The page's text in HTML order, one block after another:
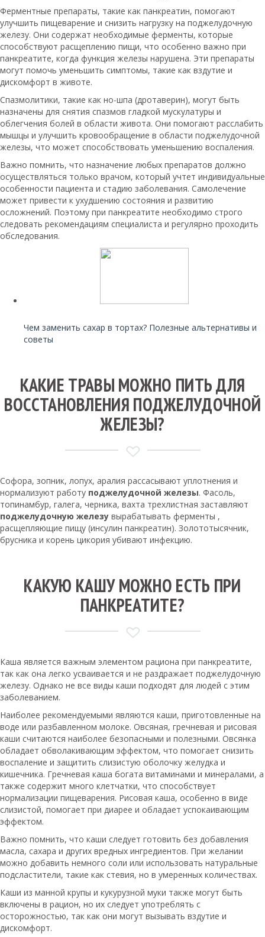
Ферментные препараты, такие как панкреатин, помогают
улучшить пищеварение и снизить нагрузку на поджелудочную
железу. Они содержат необходимые ферменты, которые
способствуют расщеплению пищи, что особенно важно при
панкреатите, когда функция железы нарушена. Эти препараты
могут помочь уменьшить симптомы, такие как вздутие и
дискомфорт в животе.
Спазмолитики, такие как но-шпа (дротаверин), могут быть
назначены для снятия спазмов гладкой мускулатуры и
облегчения болей в области живота. Они помогают расслабить
мышцы и улучшить кровообращение в области поджелудочной
железы, что может способствовать уменьшению воспаления.
Важно помнить, что назначение любых препаратов должно
осуществляться только врачом, который учтет индивидуальные
особенности пациента и стадию заболевания. Самолечение
может привести к ухудшению состояния и развитию
осложнений. Поэтому при панкреатите необходимо строго
следовать рекомендациям специалиста и регулярно проходить
обследования.
Чем заменить сахар в тортах? Полезные альтернативы и
советы
КАКИЕ ТРАВЫ МОЖНО ПИТЬ ДЛЯ
ВОССТАНОВЛЕНИЯ ПОДЖЕЛУДОЧНОЙ
ЖЕЛЕЗЫ?
Софора, зопник, лопух, аралия рассасывают уплотнения и
нормализуют работу поджелудочной железы. Фасоль,
топинамбур, галега, черника, вахта трехлистная заставляют
поджелудочную железу вырабатывать ферменты ,
расщепляющие пищу (инсулин панкреатин). Золототысячник,
брусника и корень цикория убивают инфекцию.
КАКУЮ КАШУ МОЖНО ЕСТЬ ПРИ
ПАНКРЕАТИТЕ?
Каша является важным элементом рациона при панкреатите,
так как она легко усваивается и не раздражает поджелудочную
железу. Однако не все виды каши подходят для людей с этим
заболеванием.
Наиболее рекомендуемыми являются каши, приготовленные на
воде или разбавленном молоке. Овсяная, гречневая и рисовая
каши считаются наиболее безопасными и полезными. Овсянка
обладает обволакивающим эффектом, что помогает снизить
воспаление и защитить слизистую оболочку желудка и
кишечника. Гречневая каша богата витаминами и минералами, а
также содержит много клетчатки, что способствует
нормализации пищеварения. Рисовая каша, особенно в виде
слизистой, помогает при диарее и обладает успокаивающим
эффектом.
Важно помнить, что каши следует готовить без добавления
масла, сахара и других вредных ингредиентов. При желании
можно добавить немного соли или использовать натуральные
подсластители, такие как стевия, но в умеренных количествах.
Каши из манной крупы и кукурузной муки также могут быть
включены в рацион, но их следует употреблять с
осторожностью, так как они могут вызывать вздутие и
дискомфорт.